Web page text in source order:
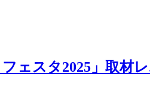
ェスタ2025」取材